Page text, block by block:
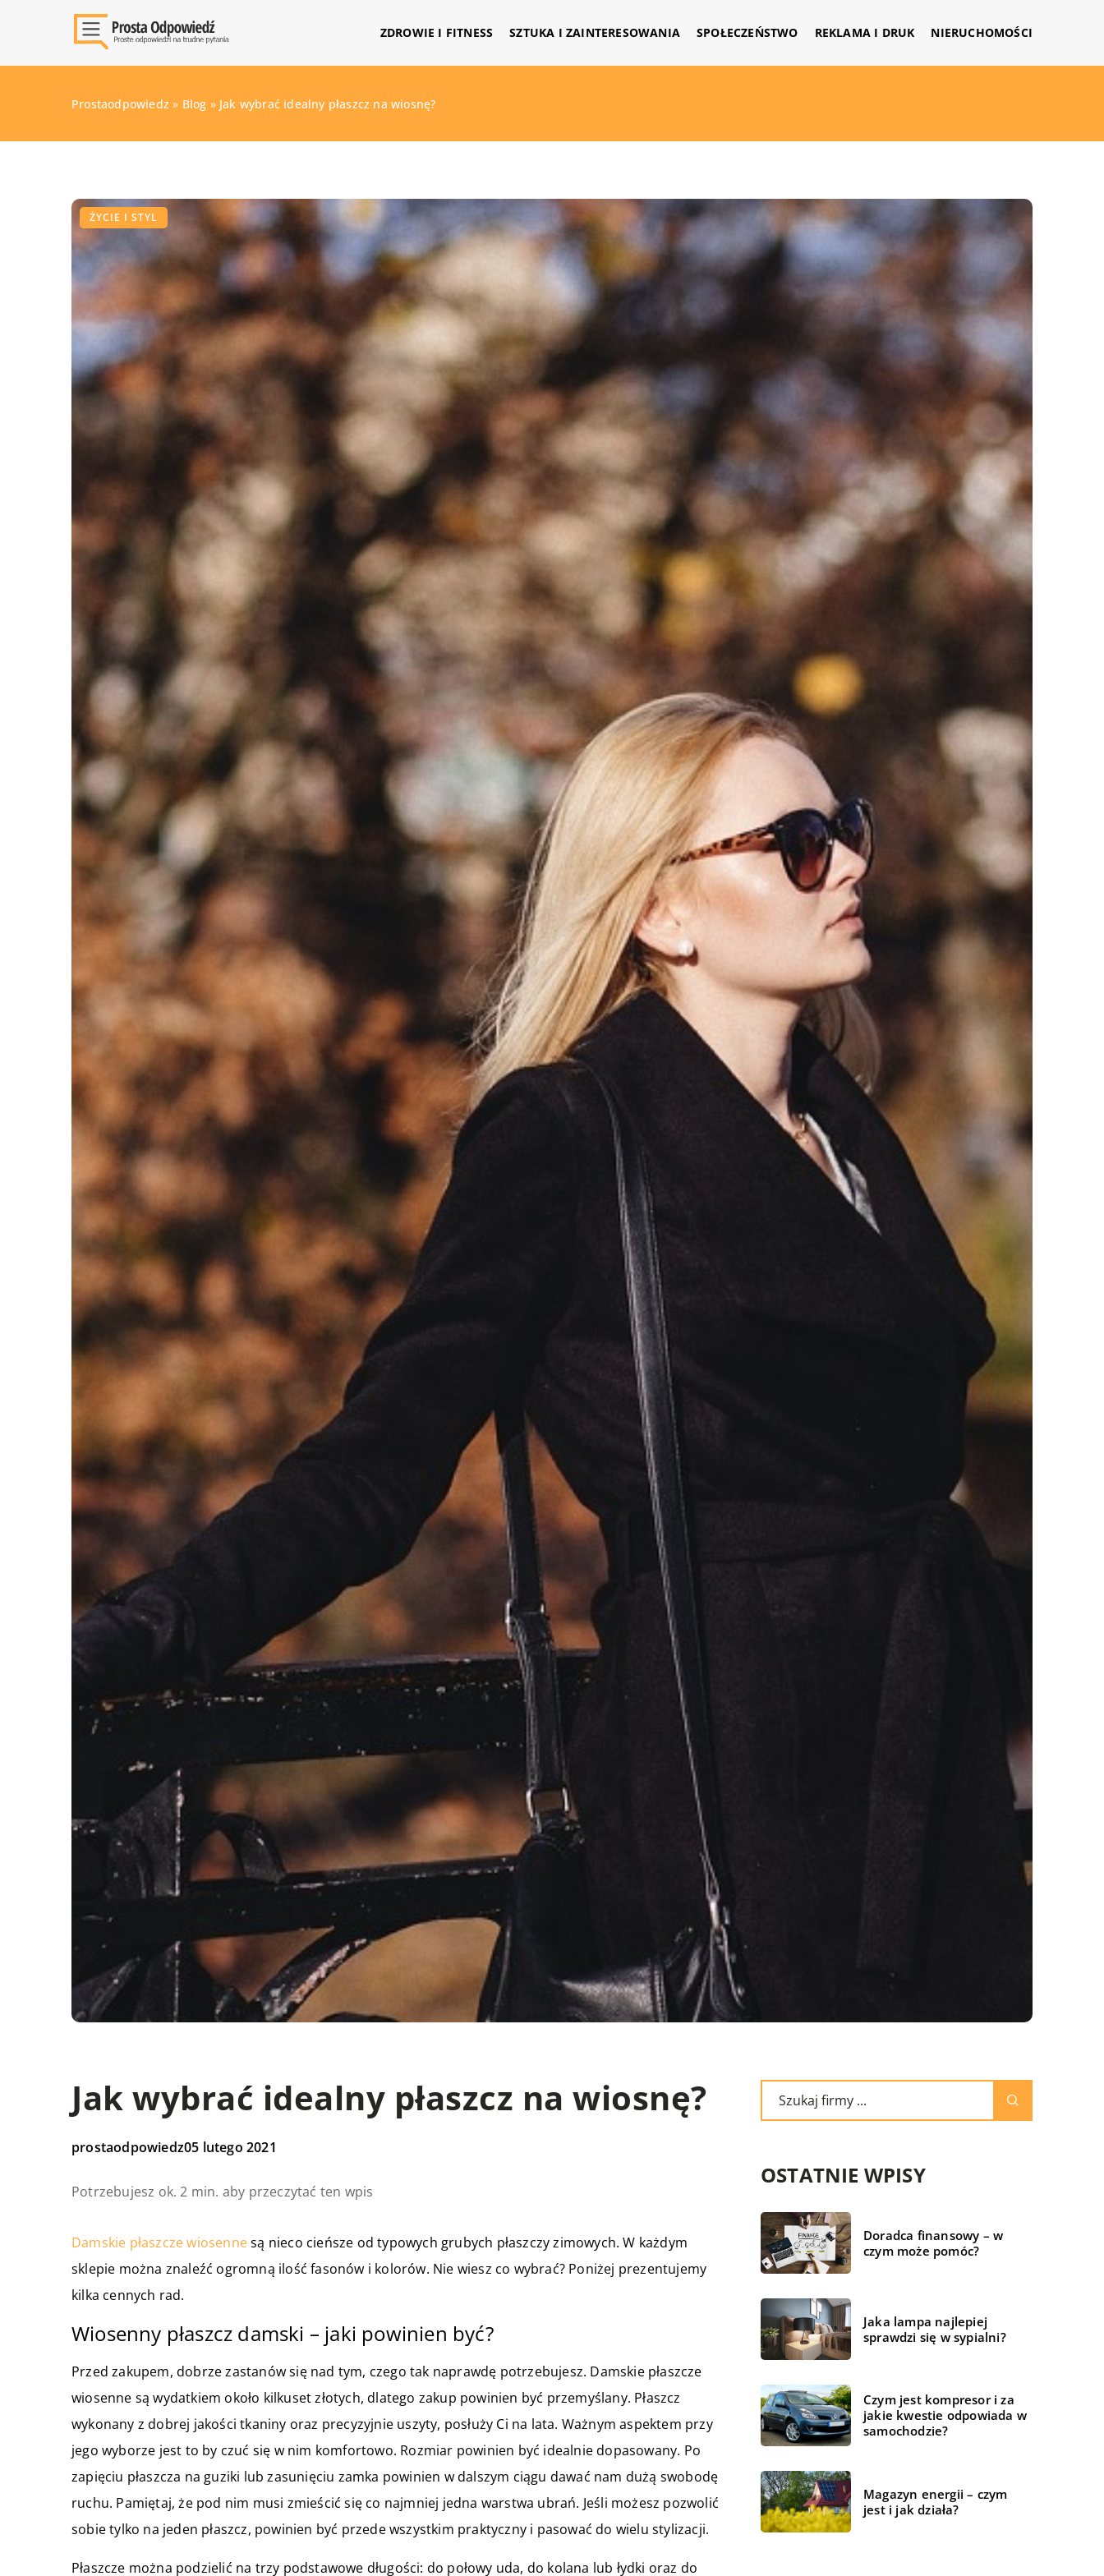
ZDROWIE I FITNESS SZTUKA I ZAINTERESOWANIA SPOŁECZEŃSTWO REKLAMA I DRUK NIERUCHOMOŚCI
Prostaodpowiedz » Blog » Jak wybrać idealny płaszcz na wiosnę?
ŻYCIE I STYL
Jak wybrać idealny płaszcz na wiosnę?
prostaodpowiedz05 lutego 2021
Potrzebujesz ok. 2 min. aby przeczytać ten wpis
Damskie płaszcze wiosennesą nieco cieńsze od typowych grubych płaszczy zimowych. W każdym
sklepie można znaleźć ogromną ilość fasonów i kolorów. Nie wiesz co wybrać? Poniżej prezentujemy
kilka cennych rad.
Wiosenny płaszcz damski – jaki powinien być?
Przed zakupem, dobrze zastanów się nad tym, czego tak naprawdę potrzebujesz. Damskie płaszcze
wiosenne są wydatkiem około kilkuset złotych, dlatego zakup powinien być przemyślany. Płaszcz
wykonany z dobrej jakości tkaniny oraz precyzyjnie uszyty, posłuży Ci na lata. Ważnym aspektem przy
jego wyborze jest to by czuć się w nim komfortowo. Rozmiar powinien być idealnie dopasowany. Po
zapięciu płaszcza na guziki lub zasunięciu zamka powinien w dalszym ciągu dawać nam dużą swobodę
ruchu. Pamiętaj, że pod nim musi zmieścić się co najmniej jedna warstwa ubrań. Jeśli możesz pozwolić
sobie tylko na jeden płaszcz, powinien być przede wszystkim praktyczny i pasować do wielu stylizacji.
Płaszcze można podzielić na trzy podstawowe długości: do połowy uda, do kolana lub łydki oraz do
OSTATNIE WPISY
Doradca finansowy – w
czym może pomóc?
Jaka lampa najlepiej
sprawdzi się w sypialni?
Czym jest kompresor i za
jakie kwestie odpowiada w
samochodzie?
Magazyn energii – czym
jest i jak działa?